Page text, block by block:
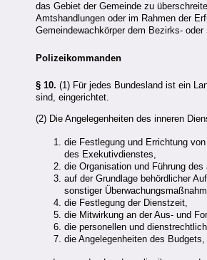
das Gebiet der Gemeinde zu
Amtshandlungen oder im Rahmen der
Gemeindewachkörper dem Bezirks-
Polizeikommanden
§ 10. (1) Für jedes Bundesland ist ein
sind, eingerichtet.
(2) Die Angelegenheiten des inneren
die Festlegung und Errichtung
des Exekutivdienstes,
die Organisation und Führung
auf der Grundlage behördlicher
sonstiger
die Festlegung der Dienstzeit,
die Mitwirkung an der Aus- und
die personellen und
die Angelegenheiten des